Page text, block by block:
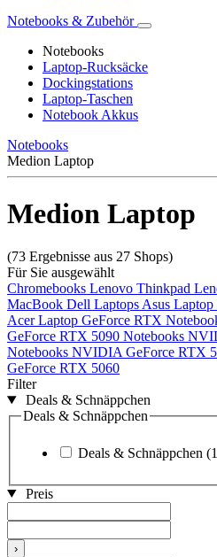
Notebooks & Zubehör
Notebooks
Laptop-Rucksäcke
Dockingstations
Laptop-Taschen
Notebook Akkus
Notebooks
Medion Laptop
Medion Laptop
(73 Ergebnisse aus 27 Shops)
Für Sie ausgewählt
Chromebooks Lenovo Thinkpad
MacBook Dell Laptops Asus Laptop
Acer Laptop GeForce RTX
GeForce RTX 5090 Notebooks
Notebooks NVIDIA GeForce RTX
GeForce RTX 5060
Filter
Deals & Schnäppchen
Deals & Schnäppchen
Deals & Schnäppchen
Preis
›